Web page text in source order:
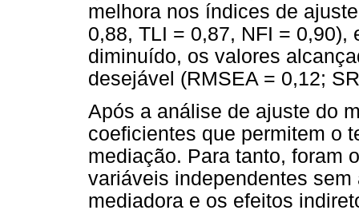
melhora nos índices de
0,88, TLI = 0,87, NFI =
diminuído, os valores
desejável (RMSEA = 0,12;
Após a análise de ajuste do
coeficientes que permitem o
mediação. Para tanto, foram
variáveis independentes
mediadora e os efeitos